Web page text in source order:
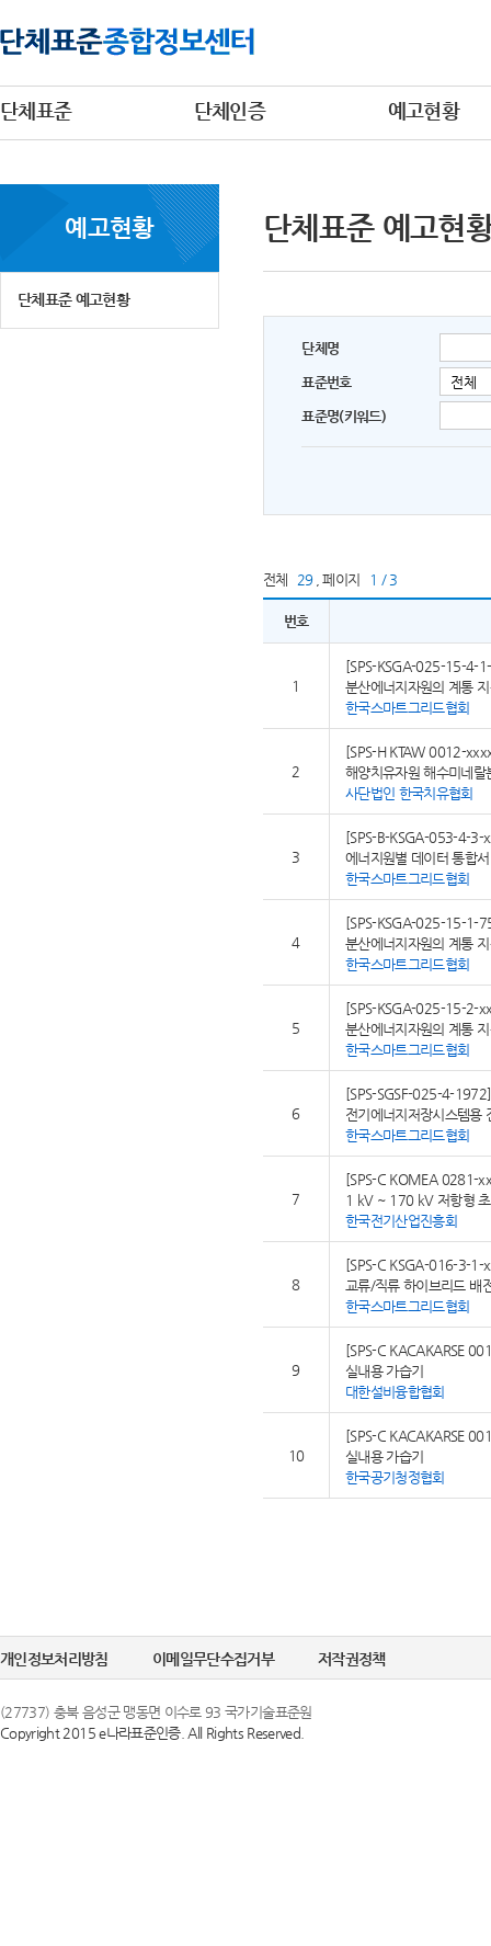
단체표준 단체인증 예고현황
예고현황
단체표준 예고현황
단체표준 예고현
단체명
표준번호
표준명(키워드)
전체 29 페이지 1 / 3
번호
1
[SPS-KSGA-025-15-4-
분산에너지자원의 계통
한국스마트그리드협회
2
[SPS-H KTAW 0012-
해양치유자원 해수미네랄
사단법인 한국치유협회
3
[SPS-B-KSGA-053-4-3-
에너지원별 데이터 통합
한국스마트그리드협회
4
[SPS-KSGA-025-15-1-
분산에너지자원의 계통
한국스마트그리드협회
5
[SPS-KSGA-025-15-2-
분산에너지자원의 계통
한국스마트그리드협회
6
[SPS-SGSF-025-4-1972]
전기에너지저장시스템용
한국스마트그리드협회
7
[SPS-C KOMEA 0281-
1 kV ~ 170 kV 저항형
한국전기산업진흥회
8
[SPS-C KSGA-016-3-1-
교류/직류 하이브리드 배
한국스마트그리드협회
9
[SPS-C KACAKARSE
실내용 가습기
대한설비융합협회
10
[SPS-C KACAKARSE
실내용 가습기
한국공기청정협회
개인정보처리방침 이메일무단수집거부 저작권정책
(27737) 충북 음성군 맹동면 이수로 93 국가기술표준원
Copyright 2015 e나라표준인증. All Rights Reserved.